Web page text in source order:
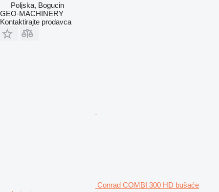
Poljska, Bogucin
GEO-MACHINERY
Kontaktirajte prodavca
Conrad COMBI 300 HD bušaće